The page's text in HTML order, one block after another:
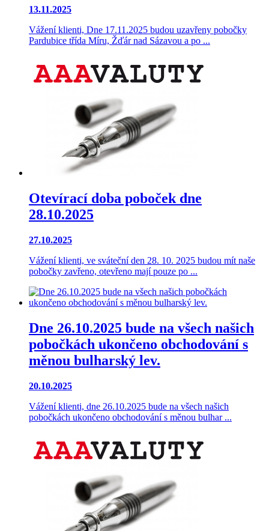
13.11.2025
Vážení klienti, Dne 17.11.2025 budou uzavřeny pobočky
Pardubice třída Míru, Žďár nad Sázavou a po ...
Otevírací doba poboček dne
28.10.2025
27.10.2025
Vážení klienti, ve sváteční den 28. 10. 2025 budou mít naše
pobočky zavřeno, otevřeno mají pouze po ...
Dne 26.10.2025 bude na všech našich
pobočkách ukončeno obchodování s
měnou bulharský lev.
20.10.2025
Vážení klienti, dne 26.10.2025 bude na všech našich
pobočkách ukončeno obchodování s měnou bulhar ...